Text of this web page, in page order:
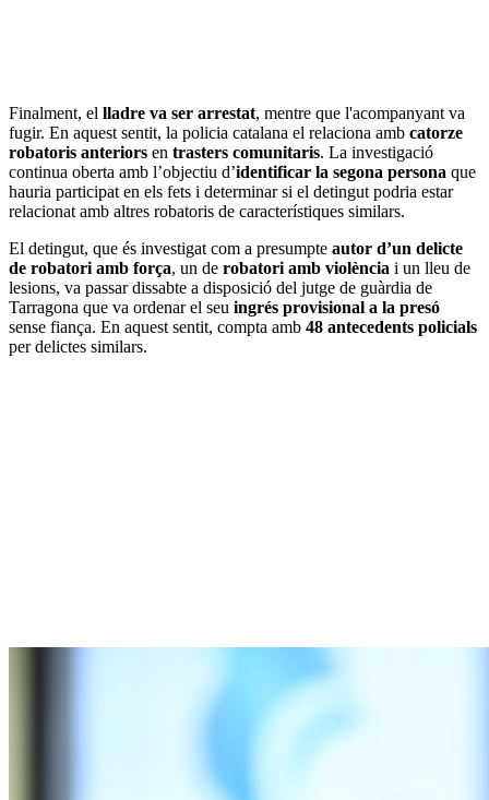
Finalment, el lladre va ser arrestat, mentre que l'acompanyant va
fugir. En aquest sentit, la policia catalana el relaciona amb catorze
robatoris anteriors en trasters comunitaris. La investigació
continua oberta amb l’objectiu d’identificar la segona persona que
hauria participat en els fets i determinar si el detingut podria estar
relacionat amb altres robatoris de característiques similars.
El detingut, que és investigat com a presumpte autor d’un delicte
de robatori amb força, un de robatori amb violència i un lleu de
lesions, va passar dissabte a disposició del jutge de guàrdia de
Tarragona que va ordenar el seu ingrés provisional a la presó
sense fiança. En aquest sentit, compta amb 48 antecedents policials
per delictes similars.